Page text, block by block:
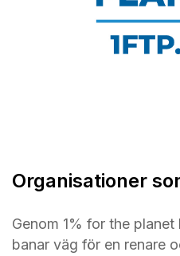
Organisationer
Genom 1% for the
banar väg för en renare